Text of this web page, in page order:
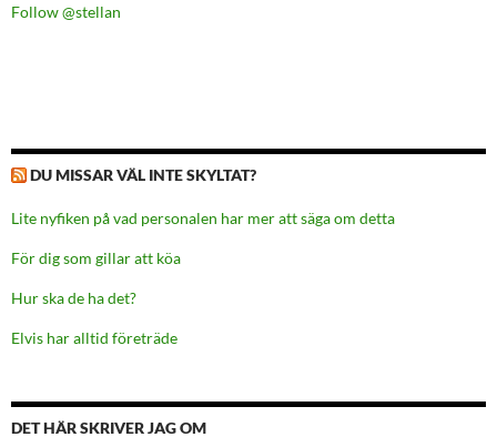
Follow @stellan
DU MISSAR VÄL INTE SKYLTAT?
Lite nyfiken på vad personalen har mer att säga om detta
För dig som gillar att köa
Hur ska de ha det?
Elvis har alltid företräde
DET HÄR SKRIVER JAG OM